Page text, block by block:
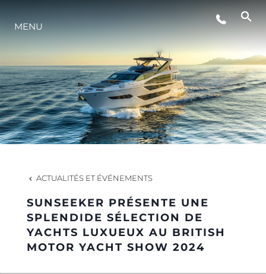
STYLE DE VIE
L'INNOVATION
LA SOCIÉTÉ
NOTRE ÉQUIPE
NOTRE HÉRITAGE
MENU
ACTUALITÉS ET ÉVÉNEMENTS
SUNSEEKER PRÉSENTE UNE
SPLENDIDE SÉLECTION DE
YACHTS LUXUEUX AU BRITISH
MOTOR YACHT SHOW 2024